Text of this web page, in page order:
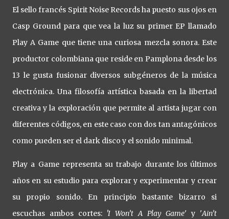
El sello francés Spirit Noise Records ha puesto sus ojos en
Casp Ground para que vea la luz su primer EP llamado
Play A Game que tiene una curiosa mezcla sonora. Este
productor colombiana que reside en Pamplona desde los
13 le gusta fusionar diversos subgéneros de la música
electrónica. Una filosofía artística basada en la libertad
creativa y la exploración que permite al artista jugar con
diferentes códigos, en este caso con dos tan antagónicos
como pueden ser el dark disco y el sonido minimal.
Play a Game representa su trabajo durante los últimos
años en su estudio para explorar y experimentar y crear
su propio sonido. En principio bastante bizarro si
escuchas ambos cortes:'I Won’t A Play Game' y 'Ain’t